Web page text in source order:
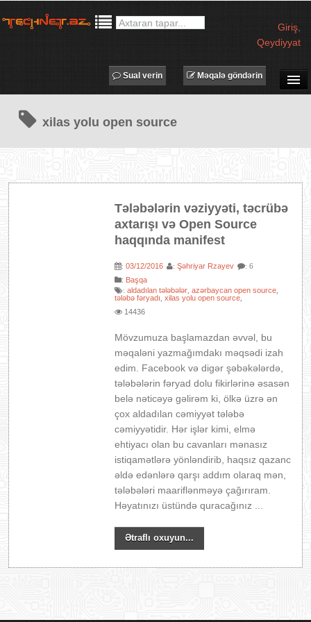
Giriş
Qeydiyyat
TECHNET TV
MƏQALƏLƏR
PROQRAMLAR
AVADANLIQLAR
Məqalə göndərin
Sual verin
xilas yolu open source
Tələbələrin vəziyyəti, təcrübə
axtarışı və Open Source
haqqında manifest
:03/12/2016 :Şəhriyar Rzayev : 6
: Başqa
:aldadılan tələbələr ,azərbaycan open source
tələbə fəryadı ,xilas yolu open source
14436
Mövzumuza başlamazdan əvvəl, bu
məqaləni yazmağımdakı məqsədi izah
edim. Facebook və digər şəbəkələrdə,
tələbələrin fəryad dolu fikirlərinə əsasən
belə nəticəyə gəlirəm ki, ölkə üzrə ən
çox aldadılan cəmiyyət tələbə
cəmiyyətidir. Hər işlər kimi, elmə
ehtiyacı olan bu cavanları mənasız
istiqamətlərə yönləndirib, haqsız qazanc
əldə edənlərə qarşı addım olaraq mən,
tələbələri maariflənməyə çağırıram.
Həyatınızı üstündə quracağınız ...
Ətraflı oxuyun...